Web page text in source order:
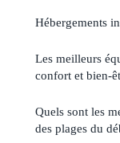
Hébergements
Les meilleurs
confort et bien-
Quels sont les
des plages du